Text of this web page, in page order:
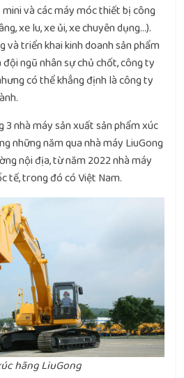
và các máy móc thiết bị công
xe lu, xe ủi, xe chuyên dụng…).
và triển khai kinh doanh sản phẩm
ngũ nhân sự chủ chốt, công ty
có thể khẳng định là công ty
3 nhà máy sản xuất sản phẩm xúc
những năm qua nhà máy LiuGong
nội địa, từ năm 2022 nhà máy
tế, trong đó có Việt Nam.
hãng LiuGong